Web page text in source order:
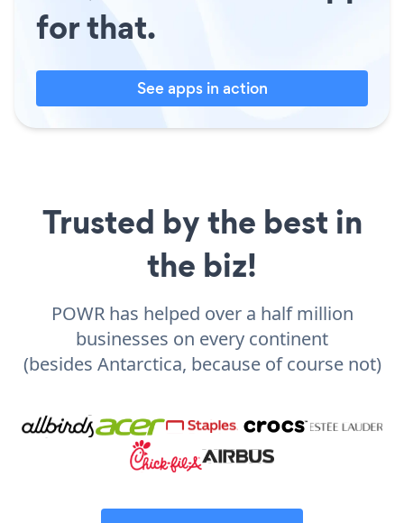
for that.
See apps in action
Trusted by the best in
the biz!
POWR has helped over a half million
businesses on every continent
(besides Antarctica, because of course not)